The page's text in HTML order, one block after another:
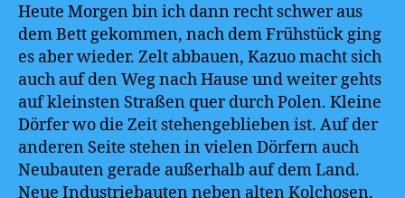
Heute Morgen bin ich dann recht schwer aus
dem Bett gekommen, nach dem Frühstück ging
es aber wieder. Zelt abbauen, Kazuo macht sich
auch auf den Weg nach Hause und weiter gehts
auf kleinsten Straßen quer durch Polen. Kleine
Dörfer wo die Zeit stehengeblieben ist. Auf der
anderen Seite stehen in vielen Dörfern auch
Neubauten gerade außerhalb auf dem Land.
Neue Industriebauten neben alten Kolchosen.